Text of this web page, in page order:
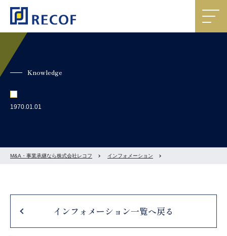
Knowledge
1970.01.01
M&A・事業承継なら株式会社レコフ インフォメーション
インフォメーション一覧へ戻る